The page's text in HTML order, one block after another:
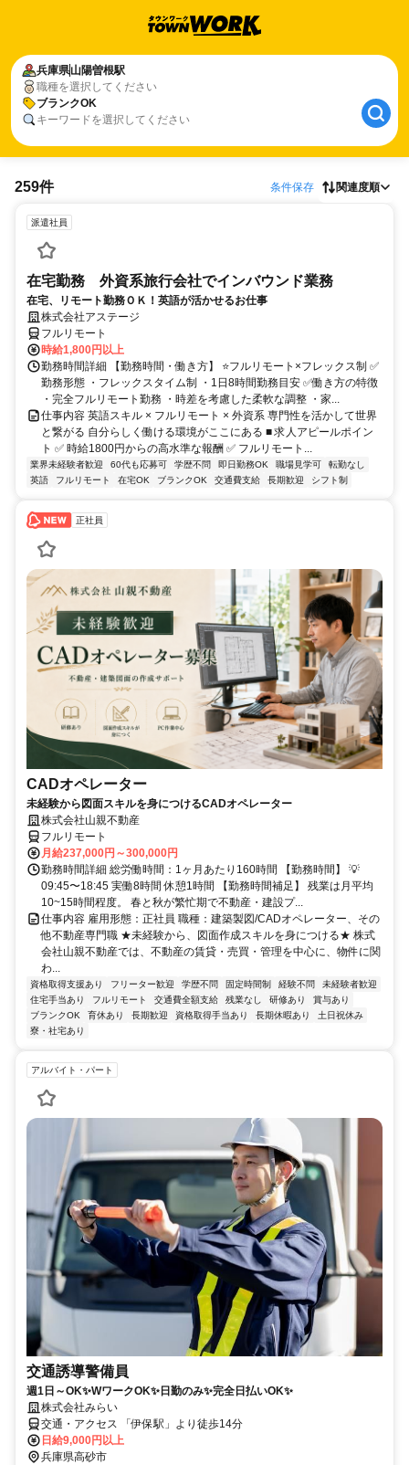
兵庫県山陽曽根駅
職種を選択してください
ブランクOK
キーワードを選択してください
259件 条件保存 関連度順
派遣社員
在宅勤務 外資系旅行会社でインバウンド業務
在宅、リモート勤務ＯＫ！英語が活かせるお仕事
株式会社アステージ
フルリモート
時給1,800円以上
勤務時間詳細 【勤務時間・働き方】 ⭐フルリモート×フレックス制 ✅
勤務形態 ・フレックスタイム制 ・1日8時間勤務目安 ✅働き方の特徴
・完全フルリモート勤務 ・時差を考慮した柔軟な調整 ・家...
仕事内容 英語スキル × フルリモート × 外資系 専門性を活かして世界
と繋がる 自分らしく働ける環境がここにある ■ 求人アピールポイン
ト ✅ 時給1800円からの高水準な報酬 ✅ フルリモート...
業界未経験者歓迎 60代も応募可 学歴不問 即日勤務OK 職場見学可
転勤なし
英語
フルリモート 在宅OK ブランクOK 交通費支給 長期歓迎 シフト制
正社員
CADオペレーター
未経験から図面スキルを身につけるCADオペレーター
株式会社山親不動産
フルリモート
月給237,000円～300,000円
勤務時間詳細 総労働時間：1ヶ月あたり160時間 【勤務時間】 💡
09:45〜18:45 実働8時間 休憩1時間 【勤務時間補足】 残業は月平均
10~15時間程度。 春と秋が繁忙期で不動産・建設プ...
仕事内容 雇用形態：正社員 職種：建築製図/CADオペレーター、その
他不動産専門職 ★未経験から、図面作成スキルを身につける★ 株式
会社山親不動産では、不動産の賃貸・売買・管理を中心に、物件に関
わ...
資格取得支援あり フリーター歓迎 学歴不問 固定時間制 経験不問
未経験者歓迎
住宅手当あり
フルリモート 交通費全額支給 残業なし 研修あり
賞与あり
ブランクOK
育休あり 長期歓迎 資格取得手当あり 長期休暇あり
土日祝休み
寮・社宅あり
アルバイト・パート
交通誘導警備員
週1日～OK✨WワークOK✨日勤のみ✨完全日払いOK✨
株式会社みらい
交通・アクセス 「伊保駅」より徒歩14分
日給9,000円以上
兵庫県高砂市